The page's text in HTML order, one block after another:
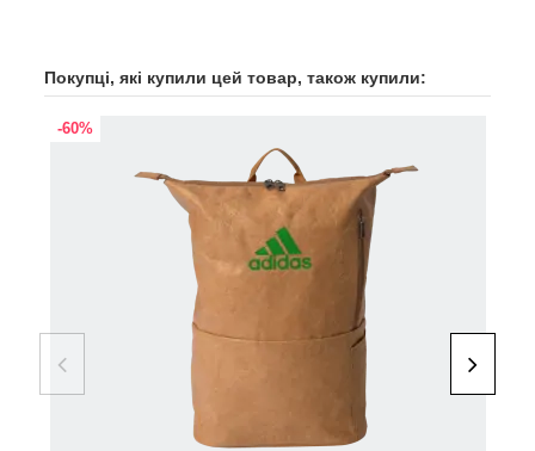
Покупці, які купили цей товар, також купили:
-60%